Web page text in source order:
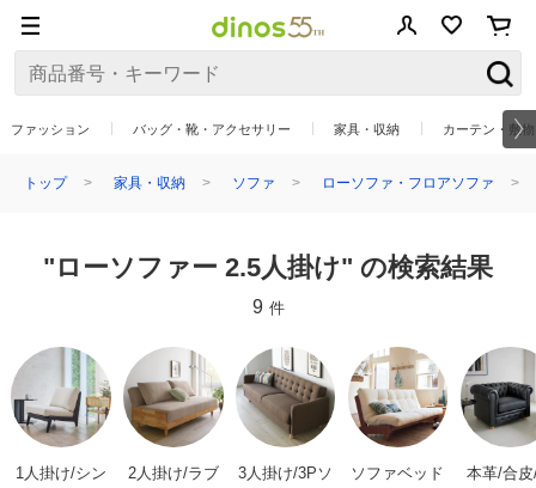
ファッション バッグ・靴・アクセサリー 家具・収納 カーテン・敷
トップ 家具・収納 ソファ ローソファ・フロアソファ
"ローソファー 2.5人掛け" の検索結果
9 件
1人掛け/シン
2人掛け/ラブ
3人掛け/3Pソ
ソファベッド
本革/合